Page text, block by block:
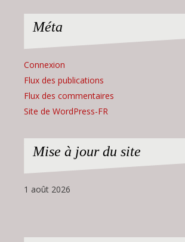
Méta
Connexion
Flux des publications
Flux des commentaires
Site de WordPress-FR
Mise à jour du site
1 août 2026